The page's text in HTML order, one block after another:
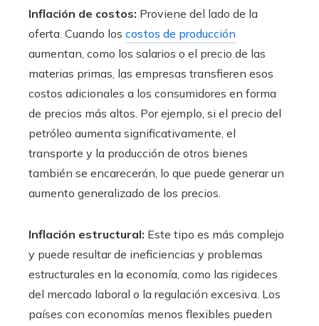
Inflación de costos: Proviene del lado de la
oferta. Cuando los costos de producción
aumentan, como los salarios o el precio de las
materias primas, las empresas transfieren esos
costos adicionales a los consumidores en forma
de precios más altos. Por ejemplo, si el precio del
petróleo aumenta significativamente, el
transporte y la producción de otros bienes
también se encarecerán, lo que puede generar un
aumento generalizado de los precios.
Inflación estructural: Este tipo es más complejo
y puede resultar de ineficiencias y problemas
estructurales en la economía, como las rigideces
del mercado laboral o la regulación excesiva. Los
países con economías menos flexibles pueden